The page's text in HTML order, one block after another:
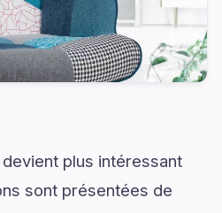
plus intéressant
sont présentées de